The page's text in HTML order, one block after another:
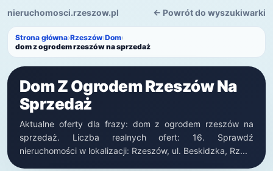
nieruchomosci.rzeszow.pl ← Powrót do wyszukiwarki
Strona główna›Rzeszów›Dom›
dom z ogrodem rzeszów na sprzedaż
Dom Z Ogrodem Rzeszów Na
Sprzedaż
Aktualne oferty dla frazy: dom z ogrodem rzeszów na
sprzedaż. Liczba realnych ofert: 16. Sprawdź
nieruchomości w lokalizacji: Rzeszów, ul. Beskidzka, Rz...